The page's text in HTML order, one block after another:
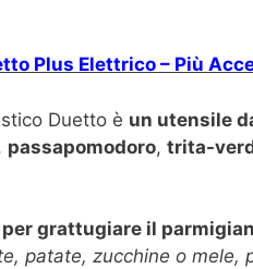
Plus Elettrico – Più
Duetto è un utensile
, passapomodoro, trita-
per grattugiare il
patate, zucchine o mele,